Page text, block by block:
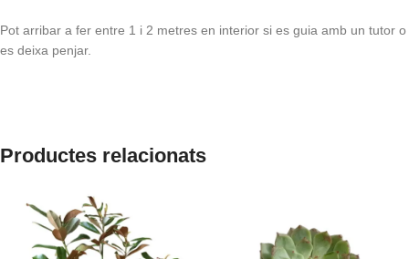
Pot arribar a fer entre 1 i 2 metres en interior si es guia amb un tutor o
es deixa penjar.
Productes relacionats